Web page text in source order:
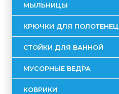
МЫЛЬНИЦЫ
КРЮЧКИ ДЛЯ ПОЛОТЕНЕЦ
СТОЙКИ ДЛЯ ВАННОЙ
МУСОРНЫЕ ВЕДРА
КОВРИКИ